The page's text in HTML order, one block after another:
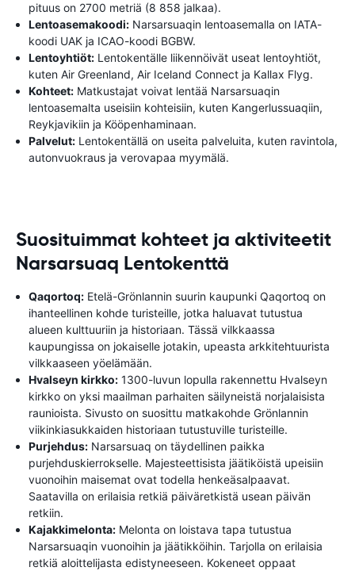
pituus on 2700 metriä (8 858 jalkaa).
Lentoasemakoodi: Narsarsuaqin lentoasemalla on IATA-
koodi UAK ja ICAO-koodi BGBW.
Lentoyhtiöt: Lentokentälle liikennöivät useat lentoyhtiöt,
kuten Air Greenland, Air Iceland Connect ja Kallax Flyg.
Kohteet: Matkustajat voivat lentää Narsarsuaqin
lentoasemalta useisiin kohteisiin, kuten Kangerlussuaqiin,
Reykjavikiin ja Kööpenhaminaan.
Palvelut: Lentokentällä on useita palveluita, kuten ravintola,
autonvuokraus ja verovapaa myymälä.
Suosituimmat kohteet ja aktiviteetit
Narsarsuaq Lentokenttä
Qaqortoq: Etelä-Grönlannin suurin kaupunki Qaqortoq on
ihanteellinen kohde turisteille, jotka haluavat tutustua
alueen kulttuuriin ja historiaan. Tässä vilkkaassa
kaupungissa on jokaiselle jotakin, upeasta arkkitehtuurista
vilkkaaseen yöelämään.
Hvalseyn kirkko: 1300-luvun lopulla rakennettu Hvalseyn
kirkko on yksi maailman parhaiten säilyneistä norjalaisista
raunioista. Sivusto on suosittu matkakohde Grönlannin
viikinkiasukkaiden historiaan tutustuville turisteille.
Purjehdus: Narsarsuaq on täydellinen paikka
purjehduskierrokselle. Majesteettisista jäätiköistä upeisiin
vuonoihin maisemat ovat todella henkeäsalpaavat.
Saatavilla on erilaisia ​​retkiä päiväretkistä usean päivän
retkiin.
Kajakkimelonta: Melonta on loistava tapa tutustua
Narsarsuaqin vuonoihin ja jäätikköihin. Tarjolla on erilaisia ​​
retkiä aloittelijasta edistyneeseen. Kokeneet oppaat